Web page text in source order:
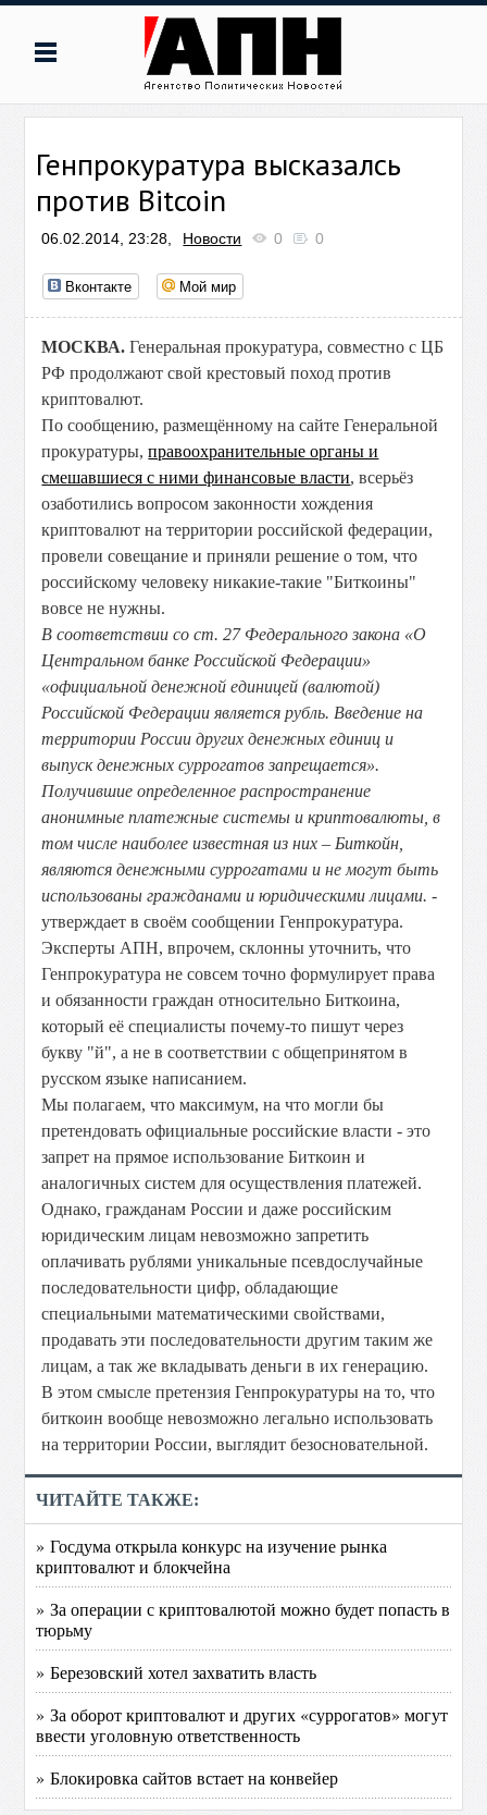
Генпрокуратура высказалсь
против Bitcoin
06.02.2014, 23:28, Новости 0 0
Вконтакте Мой мир
МОСКВА. Генеральная прокуратура, совместно с ЦБ
РФ продолжают свой крестовый поход против
криптовалют.
По сообщению, размещённому на сайте Генеральной
прокуратуры,правоохранительные органы и
смешавшиеся с ними финансовые власти, всерьёз
озаботились вопросом законности хождения
криптовалют на территории российской федерации,
провели совещание и приняли решение о том, что
российскому человеку никакие-такие "Биткоины"
вовсе не нужны.
В соответствии со ст. 27 Федерального закона «О
Центральном банке Российской Федерации»
«официальной денежной единицей (валютой)
Российской Федерации является рубль. Введение на
территории России других денежных единиц и
выпуск денежных суррогатов запрещается».
Получившие определенное распространение
анонимные платежные системы и криптовалюты, в
том числе наиболее известная из них – Биткойн,
являются денежными суррогатами и не могут быть
использованы гражданами и юридическими лицами. -
утверждает в своём сообщении Генпрокуратура.
Эксперты АПН, впрочем, склонны уточнить, что
Генпрокуратура не совсем точно формулирует права
и обязанности граждан относительно Биткоина,
который её специалисты почему-то пишут через
букву "й", а не в соответствии с общепринятом в
русском языке написанием.
Мы полагаем, что максимум, на что могли бы
претендовать официальные российские власти - это
запрет на прямое использование Биткоин и
аналогичных систем для осуществления платежей.
Однако, гражданам России и даже российским
юридическим лицам невозможно запретить
оплачивать рублями уникальные псевдослучайные
последовательности цифр, обладающие
специальными математическими свойствами,
продавать эти последовательности другим таким же
лицам, а так же вкладывать деньги в их генерацию.
В этом смысле претензия Генпрокуратуры на то, что
биткоин вообще невозможно легально использовать
на территории России, выглядит безосновательной.
ЧИТАЙТЕ ТАКЖЕ:
» Госдума открыла конкурс на изучение рынка
криптовалют и блокчейна
» За операции с криптовалютой можно будет попасть в
тюрьму
» Березовский хотел захватить власть
» За оборот криптовалют и других «суррогатов» могут
ввести уголовную ответственность
» Блокировка сайтов встает на конвейер